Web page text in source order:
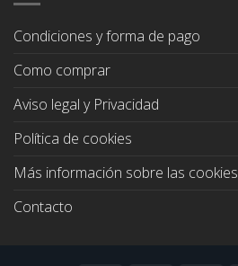
Condiciones y forma de pago
Como comprar
Aviso legal y Privacidad
Política de cookies
Más información sobre las cookies
Contacto